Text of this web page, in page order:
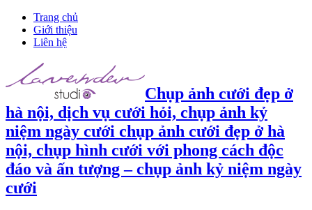
Trang chủ
Giới thiệu
Liên hệ
Chụp ảnh cưới đẹp ở
hà nội, dịch vụ cưới hỏi, chụp ảnh kỷ
niệm ngày cưới chụp ảnh cưới đẹp ở hà
nội, chụp hình cưới với phong cách độc
đáo và ấn tượng – chụp ảnh kỷ niệm ngày
cưới